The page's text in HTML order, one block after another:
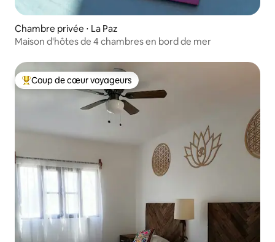
Chambre privée ⋅ La Paz
Maison d'hôtes de 4 chambres en bord de mer
Coups de cœur voyageurs les plus appréciés
Coup de cœur voyageurs